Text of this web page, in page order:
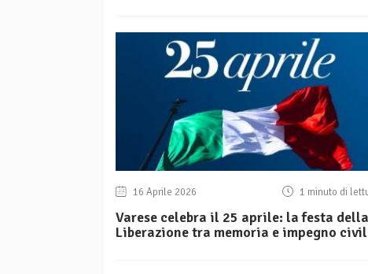
16 Aprile 2026 1 minuto di
Varese celebra il 25 aprile: la festa della
Liberazione tra memoria e impegno